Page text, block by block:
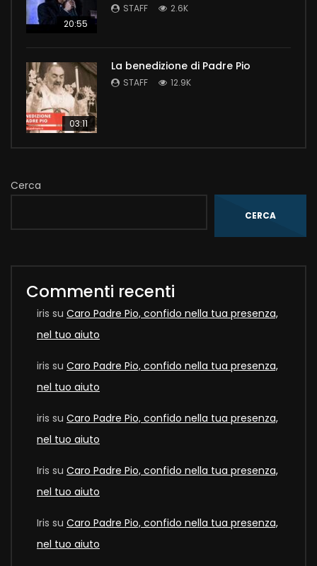
20:55
STAFF 2.6K
03:11
La benedizione di Padre Pio
STAFF 12.9K
Cerca
CERCA
Commenti recenti
iris su Caro Padre Pio, confido nella tua presenza,
nel tuo aiuto
iris su Caro Padre Pio, confido nella tua presenza,
nel tuo aiuto
iris su Caro Padre Pio, confido nella tua presenza,
nel tuo aiuto
Iris su Caro Padre Pio, confido nella tua presenza,
nel tuo aiuto
Iris su Caro Padre Pio, confido nella tua presenza,
nel tuo aiuto